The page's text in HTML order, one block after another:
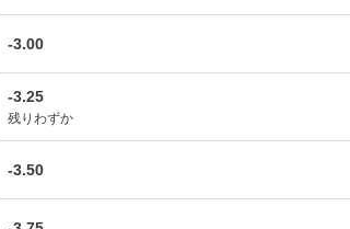
-3.00
-3.25
残りわずか
-3.50